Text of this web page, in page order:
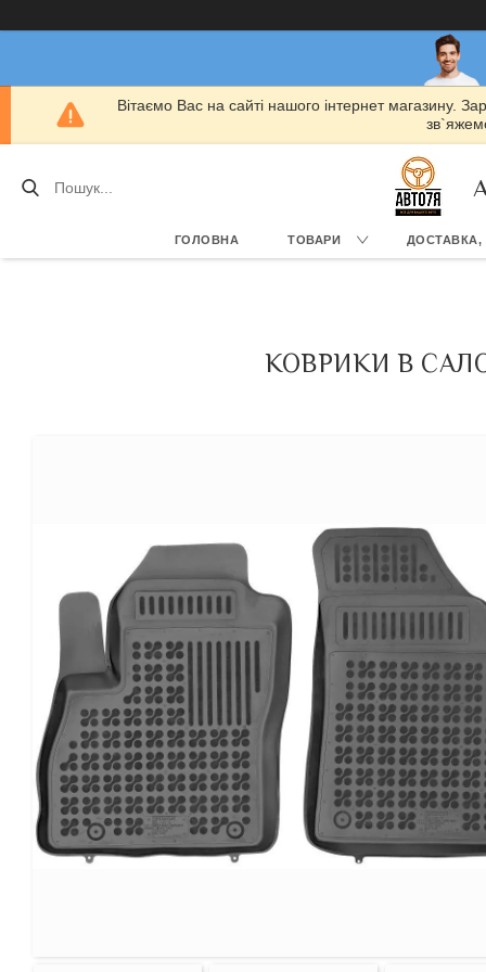
Вітаємо Вас на сайті нашого інтернет магазину.
ГОЛОВНА ТОВАРИ ДОСТАВКА,
КОВРИКИ В САЛОН